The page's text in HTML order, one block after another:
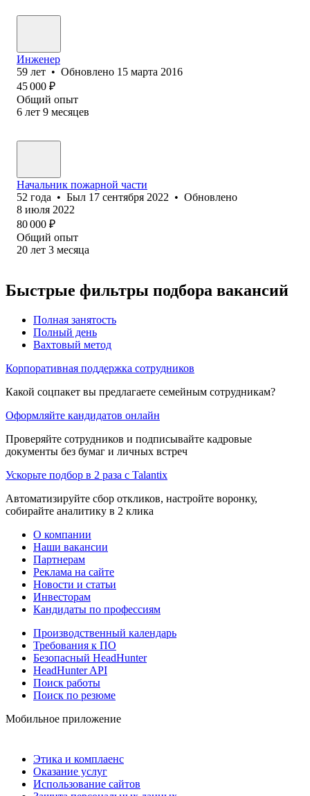
Инженер
59 лет • Обновлено 15 марта 2016
45 000 ₽
Общий опыт
6 лет 9 месяцев
Начальник пожарной части
52 года • Был 17 сентября 2022 • Обновлено
8 июля 2022
80 000 ₽
Общий опыт
20 лет 3 месяца
Быстрые фильтры подбора вакансий
Полная занятость
Полный день
Вахтовый метод
Корпоративная поддержка сотрудников
Какой соцпакет вы предлагаете семейным сотрудникам?
Оформляйте кандидатов онлайн
Проверяйте сотрудников и подписывайте кадровые
документы без бумаг и личных встреч
Ускорьте подбор в 2 раза с Talantix
Автоматизируйте сбор откликов, настройте воронку,
собирайте аналитику в 2 клика
О компании
Наши вакансии
Партнерам
Реклама на сайте
Новости и статьи
Инвесторам
Кандидаты по профессиям
Производственный календарь
Требования к ПО
Безопасный HeadHunter
HeadHunter API
Поиск работы
Поиск по резюме
Мобильное приложение
Этика и комплаенс
Оказание услуг
Использование сайтов